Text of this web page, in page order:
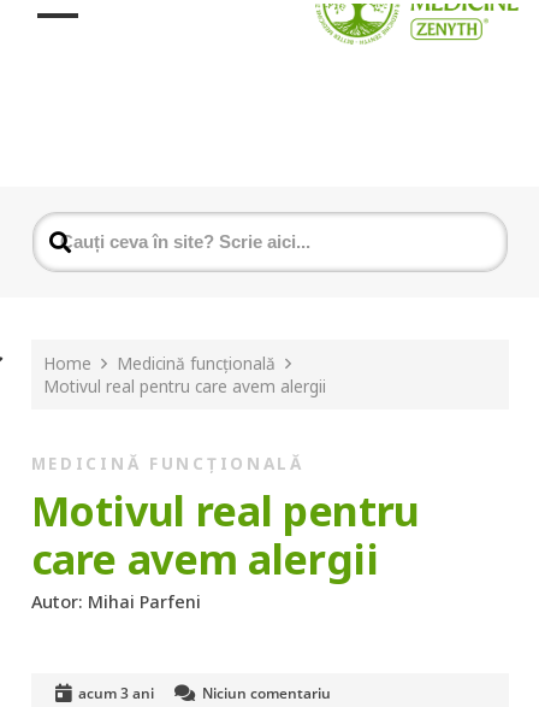
Home
Medicină funcțională
Motivul real pentru care avem alergii
MEDICINĂ FUNCȚIONALĂ
Motivul real pentru
care avem alergii
Autor: Mihai Parfeni
acum 3 ani
Niciun comentariu